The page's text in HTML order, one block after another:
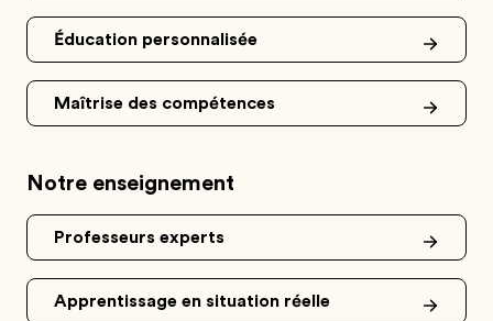
Éducation personnalisée
Maîtrise des compétences
Notre enseignement
Professeurs experts
Apprentissage en situation réelle